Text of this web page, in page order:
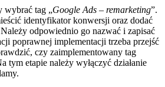
wybrać tag „Google Ads – remarketing”.
identyfikator konwersji oraz dodać
odpowiednio go nazwać i zapisać
poprawnej implementacji trzeba przejść
czy zaimplementowany tag
tym etapie należy wyłączyć działanie